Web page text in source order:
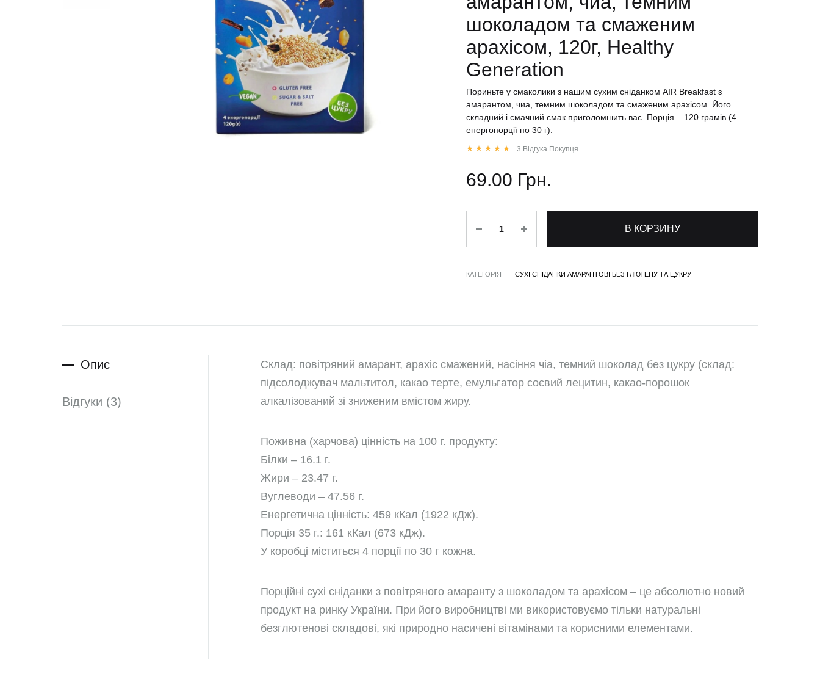
шоколадом та смаженим
арахісом, 120г, Healthy
Generation
Пориньте у смаколики з нашим сухим сніданком AIR Breakfast з
амарантом, чиа, темним шоколадом та смаженим арахісом. Його
складний і смачний смак приголомшить вас. Порція – 120 грамів (4
енергопорції по 30 г).
3 Відгука Покупця
69.00 Грн.
В КОРЗИНУ
КАТЕГОРІЯ СУХІ СНІДАНКИ АМАРАНТОВІ БЕЗ ГЛЮТЕНУ ТА ЦУКРУ
Опис
Відгуки (3)
Склад: повітряний амарант, арахіс смажений, насіння чіа, темний шоколад без цукру (склад:
підсолоджувач мальтитол, какао терте, емульгатор соєвий лецитин, какао-порошок
алкалізований зі зниженим вмістом жиру.
Поживна (харчова) цінність на 100 г. продукту:
Білки – 16.1 г.
Жири – 23.47 г.
Вуглеводи – 47.56 г.
Енергетична цінність: 459 кКал (1922 кДж).
Порція 35 г.: 161 кКал (673 кДж).
У коробці міститься 4 порції по 30 г кожна.
Порційні сухі сніданки з повітряного амаранту з шоколадом та арахісом – це абсолютно новий
продукт на ринку України. При його виробництві ми використовуємо тільки натуральні
безглютенові складові, які природно насичені вітамінами та корисними елементами.